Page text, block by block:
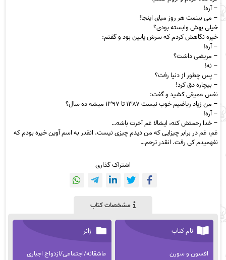
– آره!
– می بینمت هر روز میای اینجا!
خیلی بهش وابسته بودی؟
خیره نگاهش کردم که سرش پایین بود و گفتم:
– آره!
– مریضی داشت؟
– نه!
– پس چطور از دنیا رفت؟
– بیچاره دق کرد!
نفس عمیقی کشید و گفت:
– من زیاد ریاضیم خوب نیست ۱۳۸۷ تا ۱۳۹۷ میشه ده سال؟
– آره!
– خدا رحمتش کنه، ایشالا غم آخرت باشه…
غم، غم در برابر چیزایی که من دیدم چیزی نیست. انقدر به اسم آوین خیره بودم که
نفهمیدم کی رفت. انقدر ترحم…
اشتراک گذاری
مشخصات کتاب
نام کتاب
افسون و سورن
ژانر
عاشقانه/اجتماعی/ازدواج اجباری